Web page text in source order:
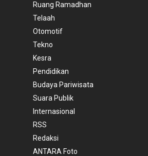
Ruang Ramadhan
Telaah
Otomotif
Tekno
Kesra
Pendidikan
Budaya Pariwisata
Suara Publik
Internasional
RSS
Redaksi
ANTARA Foto